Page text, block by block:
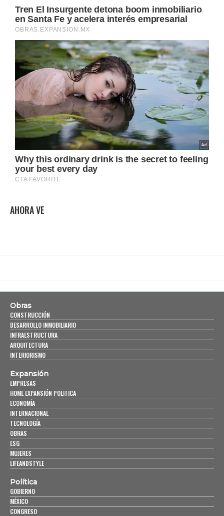
AHORA VE
Obras
CONSTRUCCIÓN
DESARROLLO INMOBILIARIO
INFRAESTRUCTURA
ARQUITECTURA
INTERIORISMO
Expansión
EMPRESAS
HOME EXPANSIÓN POLITICA
ECONOMÍA
INTERNACIONAL
TECNOLOGÍA
OBRAS
ESG
MUJERES
LIFEANDSTYLE
Política
GOBIERNO
MÉXICO
CONGRESO